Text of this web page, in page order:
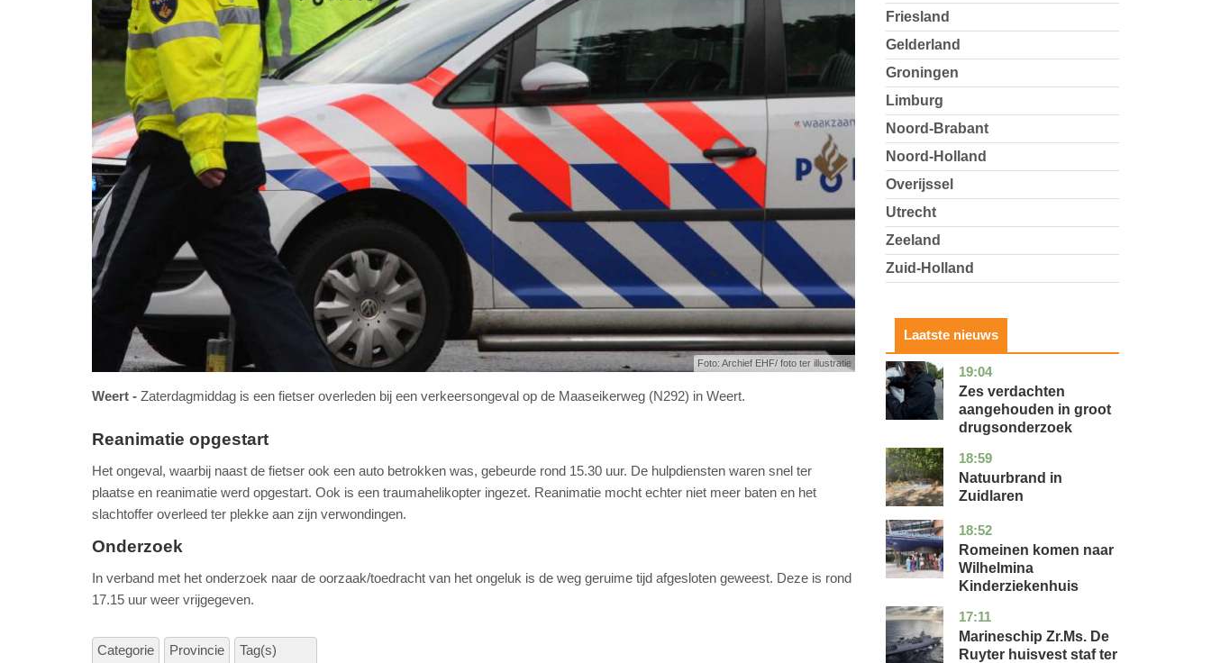
Foto: Archief EHF/ foto ter illustratie
Weert Zaterdagmiddag is een fietser overleden bij een verkeersongeval op de Maaseikerweg (N292) in Weert.
Reanimatie opgestart
Het ongeval, waarbij naast de fietser ook een auto betrokken was, gebeurde rond 15.30 uur. De hulpdiensten waren snel ter
plaatse en reanimatie werd opgestart. Ook is een traumahelikopter ingezet. Reanimatie mocht echter niet meer baten en het
slachtoffer overleed ter plekke aan zijn verwondingen.
Onderzoek
In verband met het onderzoek naar de oorzaak/toedracht van het ongeluk is de weg geruime tijd afgesloten geweest. Deze is rond
17.15 uur weer vrijgegeven.
Categorie
Provincie
Tag(s)
Friesland
Gelderland
Groningen
Limburg
Noord-Brabant
Noord-Holland
Overijssel
Utrecht
Zeeland
Zuid-Holland
Laatste nieuws
19:04
zuid-
holland
nieuws
Zes verdachten
aangehouden in groot
drugsonderzoek
18:59
drenthe
nieuws
Natuurbrand in
Zuidlaren
18:52
utrecht
nieuws
Romeinen komen naar
Wilhelmina
Kinderziekenhuis
17:11
zuid-
holland
nieuws
Marineschip Zr.Ms. De
Ruyter huisvest staf ter